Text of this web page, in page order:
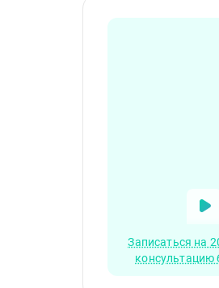
Записаться на
консультацию